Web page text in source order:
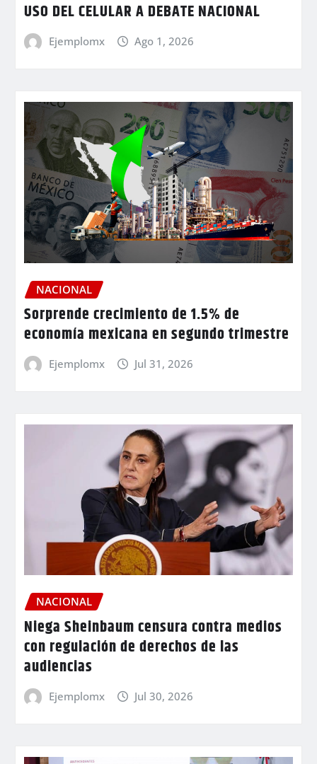
USO DEL CELULAR A DEBATE NACIONAL
Ejemplomx Ago 1, 2026
NACIONAL
Sorprende crecimiento de 1.5% de
economía mexicana en segundo trimestre
Ejemplomx Jul 31, 2026
NACIONAL
Niega Sheinbaum censura contra medios
con regulación de derechos de las
audiencias
Ejemplomx Jul 30, 2026